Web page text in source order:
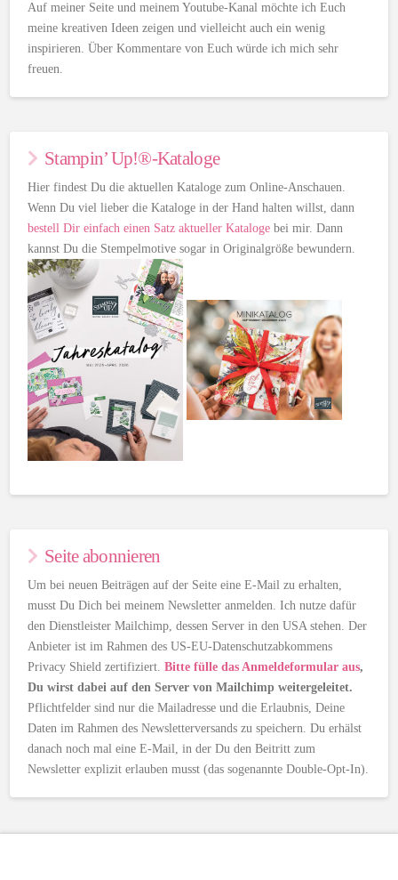
Auf meiner Seite und meinem Youtube-Kanal möchte ich Euch
meine kreativen Ideen zeigen und vielleicht auch ein wenig
inspirieren. Über Kommentare von Euch würde ich mich sehr
freuen.
Stampin’ Up!®-Kataloge
Hier findest Du die aktuellen Kataloge zum Online-Anschauen.
Wenn Du viel lieber die Kataloge in der Hand halten willst, dann
bestell Dir einfach einen Satz aktueller Kataloge bei mir. Dann
kannst Du die Stempelmotive sogar in Originalgröße bewundern.
Seite abonnieren
Um bei neuen Beiträgen auf der Seite eine E-Mail zu erhalten,
musst Du Dich bei meinem Newsletter anmelden. Ich nutze dafür
den Dienstleister Mailchimp, dessen Server in den USA stehen. Der
Anbieter ist im Rahmen des US-EU-Datenschutzabkommens
Privacy Shield zertifiziert.Bitte fülle das Anmeldeformular aus,
Du wirst dabei auf den Server von Mailchimp weitergeleitet.
Pflichtfelder sind nur die Mailadresse und die Erlaubnis, Deine
Daten im Rahmen des Newsletterversands zu speichern. Du erhälst
danach noch mal eine E-Mail, in der Du den Beitritt zum
Newsletter explizit erlauben musst (das sogenannte Double-Opt-In).